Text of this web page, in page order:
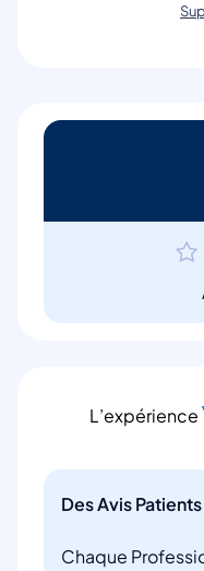
L’expérience
Des Avis
Chaque